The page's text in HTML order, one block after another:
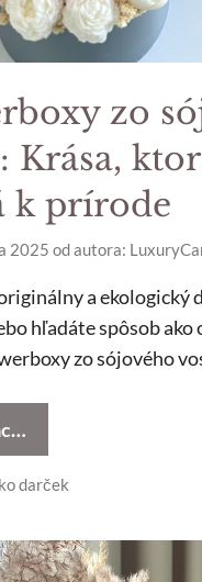
zo
Krása,
k prírode
2025 od autora:
a ekologický
hľadáte spôsob
zo sójového
darček